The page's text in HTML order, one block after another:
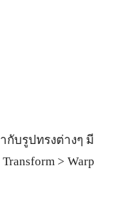
กับรูปทรงต่างๆ มี
> Warp